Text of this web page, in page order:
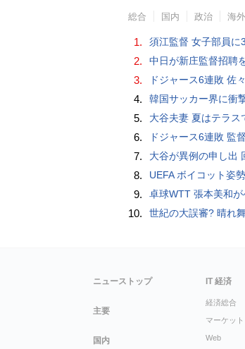
総合 国内 政治 海外
1. 須江監督 女子部員に
2. 中日が新庄監督招聘
3. ドジャース6連敗 佐
4. 韓国サッカー界に衝撃 大韓サッカー協会に外国
5. 大谷夫妻 夏はテラス
6. ドジャース6連敗 監
7. 大谷が異例の申し出
8. UEFA ボイコット姿
9. 卓球WTT 張本美和が
10. 世紀の大誤審? 晴れ
ニューストップ
主要
国内
IT 経済
経済総合
マーケット
Web